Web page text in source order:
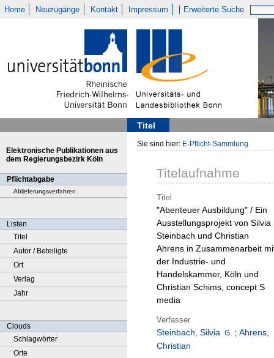
Home Neuzugänge Kontakt Impressum Erweiterte Suche
Titel
Elektronische Publikationen aus
dem Regierungsbezirk Köln
Pflichtabgabe
Ablieferungsverfahren
Listen
Titel
Autor / Beteiligte
Ort
Verlag
Jahr
Clouds
Schlagwörter
Orte
Sie sind hier: E-Pflicht-Sammlung
Titelaufnahme
Titel
"Abenteuer Ausbildung" / Ein
Ausstellungsprojekt von Silvia
Steinbach und Christian
Ahrens in Zusammenarbeit
der Industrie- und
Handelskammer, Köln und
Christian Schims, concept S
media
Verfasser
Steinbach, Silvia ; Ahrens,
Christian